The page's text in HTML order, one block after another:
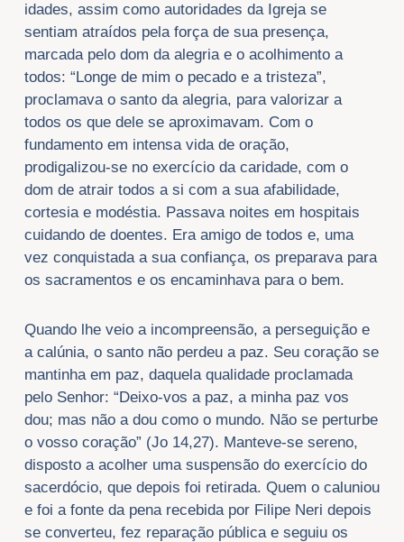
idades, assim como autoridades da Igreja se
sentiam atraídos pela força de sua presença,
marcada pelo dom da alegria e o acolhimento a
todos: “Longe de mim o pecado e a tristeza”,
proclamava o santo da alegria, para valorizar a
todos os que dele se aproximavam. Com o
fundamento em intensa vida de oração,
prodigalizou-se no exercício da caridade, com o
dom de atrair todos a si com a sua afabilidade,
cortesia e modéstia. Passava noites em hospitais
cuidando de doentes. Era amigo de todos e, uma
vez conquistada a sua confiança, os preparava para
os sacramentos e os encaminhava para o bem.
Quando lhe veio a incompreensão, a perseguição e
a calúnia, o santo não perdeu a paz. Seu coração se
mantinha em paz, daquela qualidade proclamada
pelo Senhor: “Deixo-vos a paz, a minha paz vos
dou; mas não a dou como o mundo. Não se perturbe
o vosso coração” (Jo 14,27). Manteve-se sereno,
disposto a acolher uma suspensão do exercício do
sacerdócio, que depois foi retirada. Quem o caluniou
e foi a fonte da pena recebida por Filipe Neri depois
se converteu, fez reparação pública e seguiu os